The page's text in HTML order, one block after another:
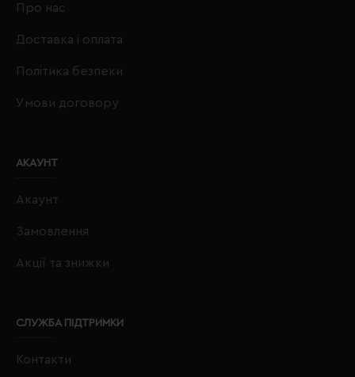
Про нас
Доставка і оплата
Політика безпеки
Умови договору
АКАУНТ
Акаунт
Замовлення
Акції та знижки
СЛУЖБА ПІДТРИМКИ
Контакти